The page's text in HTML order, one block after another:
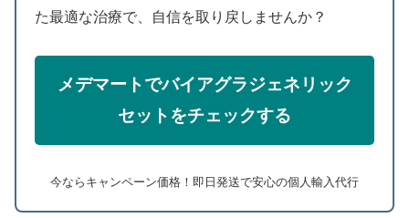
た最適な治療で、自信を取り戻しませんか？
メデマートでバイアグラジェネリック
セットをチェックする
今ならキャンペーン価格！即日発送で安心の個人輸入代行